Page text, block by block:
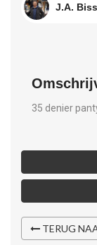
J.A.
35 denier
TERUG